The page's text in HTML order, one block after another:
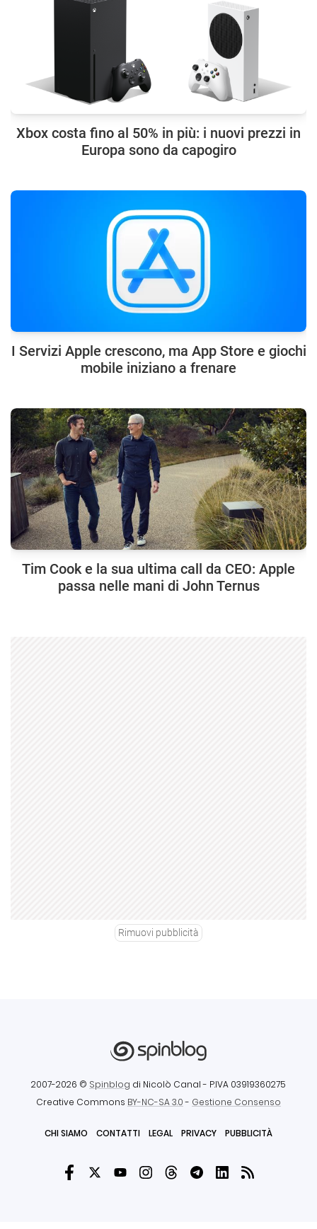
Xbox costa fino al 50% in più: i nuovi prezzi in
Europa sono da capogiro
I Servizi Apple crescono, ma App Store e giochi
mobile iniziano a frenare
Tim Cook e la sua ultima call da CEO: Apple
passa nelle mani di John Ternus
Rimuovi pubblicità
2007-2026 © Spinblog di Nicolò Canal - P.IVA 03919360275
Creative Commons BY-NC-SA 3.0- Gestione Consenso
CHI SIAMO CONTATTI LEGAL PRIVACY PUBBLICITÀ